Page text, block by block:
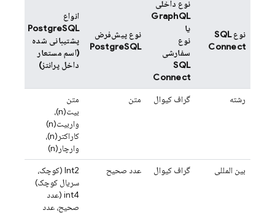
نوعSQL
Connect
نوع داخلی
GraphQL
یا
نوع
سفارشی
SQL
Connect
نوع پیش‌فرض
PostgreSQL
انواع
PostgreSQL
پشتیبانی شده
(اسم مستعار
داخل پرانتز)
رشته گراف کیوال متن
متن
بیت(n)،
واربیت(n)
کاراکتر(n)،
وارچار(n)
بین المللی
گراف کیوال عدد صحیح
Int2 (کوچک،
سریال کوچک)
int4 (عدد
صحیح، عدد